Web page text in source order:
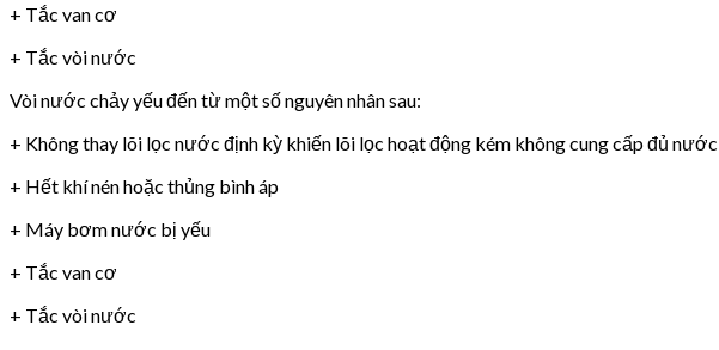
+ Tắc van cơ
+ Tắc vòi nước
Vòi nước chảy yếu đến từ một số nguyên nhân sau:
+ Không thay lõi lọc nước định kỳ khiến lõi lọc hoạt động kém không cung cấp đủ nước
+ Hết khí nén hoặc thủng bình áp
+ Máy bơm nước bị yếu
+ Tắc van cơ
+ Tắc vòi nước